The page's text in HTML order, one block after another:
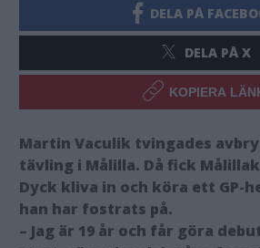
DELA PÅ
DELA PÅ X
KOPIERA
Martin Vaculik tvingades
tävling i Målilla. Då fick
Dyck kliva in och köra ett GP-
han har fostrats på.
– Jag är 19 år och får göra